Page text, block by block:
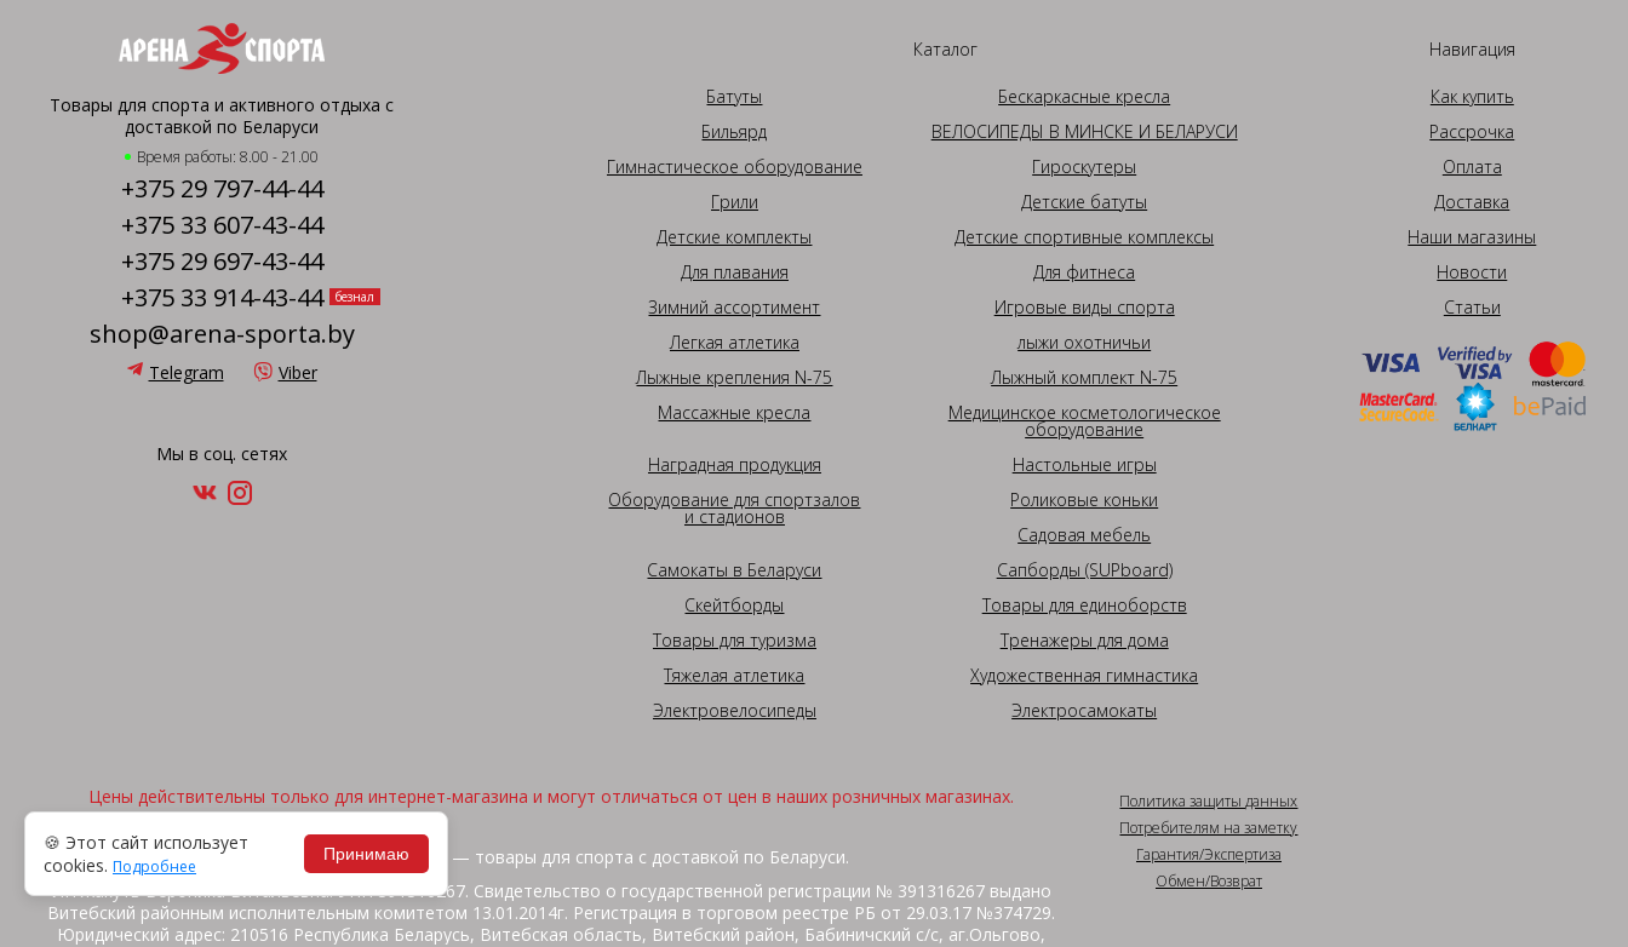
Товары для спорта и активного отдыха с
доставкой по Беларуси
Время работы: 8.00 - 21.00
+375 29 797-44-44
+375 33 607-43-44
+375 29 697-43-44
+375 33 914-43-44
безнал
shop@arena-sporta.by
Telegram Viber
Мы в соц. сетях
Каталог
Батуты
Бескаркасные кресла
Бильярд
ВЕЛОСИПЕДЫ В МИНСКЕ И БЕЛАРУСИ
Гимнастическое оборудование
Гироскутеры
Грили
Детские батуты
Детские комплекты
Детские спортивные комплексы
Для плавания
Для фитнеса
Зимний ассортимент
Игровые виды спорта
Легкая атлетика
лыжи охотничьи
Лыжные крепления N-75
Лыжный комплект N-75
Массажные кресла
Медицинское косметологическое
оборудование
Наградная продукция
Настольные игры
Оборудование для спортзалов
и стадионов
Роликовые коньки
Садовая мебель
Самокаты в Беларуси
Сапборды (SUPboard)
Скейтборды
Товары для единоборств
Товары для туризма
Тренажеры для дома
Тяжелая атлетика
Художественная гимнастика
Электровелосипеды
Электросамокаты
Навигация
Как купить
Рассрочка
Оплата
Доставка
Наши магазины
Новости
Статьи
Цены действительны только для интернет-магазина и могут отличаться от цен в наших розничных магазинах.
2026, © "Арена спорта" — товары для спорта с доставкой по Беларуси.
ИП Жакуть Вероника Витальевна. УНП 391316267. Свидетельство о государственной регистрации № 391316267 выдано
Витебский районным исполнительным комитетом 13.01.2014г. Регистрация в торговом реестре РБ от 29.03.17 №374729.
Юридический адрес: 210516 Республика Беларусь, Витебская область, Витебский район, Бабиничский с/с, аг.Ольгово,
Политика защиты данных
Потребителям на заметку
Гарантия/Экспертиза
Обмен/Возврат
🍪 Этот сайт использует
cookies. Подробнее
Принимаю